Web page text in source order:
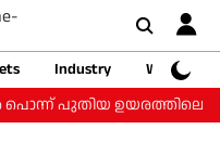
Industry
Web
പുതിയ